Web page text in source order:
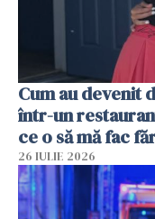
Cum au devenit
într-un
ce o să mă fac
26 IULIE 2026